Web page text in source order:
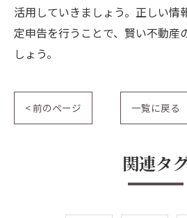
活用していきましょう。正しい情
定申告を行うことで、賢い不動産
しょう。
< 前のページ 一覧に戻る
関連タ